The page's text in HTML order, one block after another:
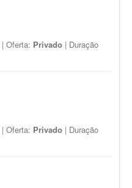
| Oferta: Privado | Duração
| Oferta: Privado | Duração